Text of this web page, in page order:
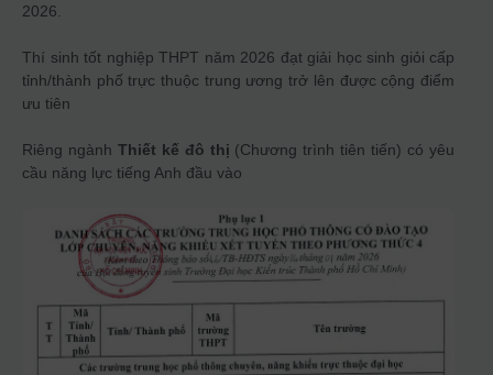
2026.
Thí sinh tốt nghiệp THPT năm 2026 đạt giải học sinh giỏi cấp
tỉnh/thành phố trực thuộc trung ương trở lên được cộng điểm
ưu tiên
Riêng ngành Thiết kế đô thị (Chương trình tiên tiến) có yêu
cầu năng lực tiếng Anh đầu vào